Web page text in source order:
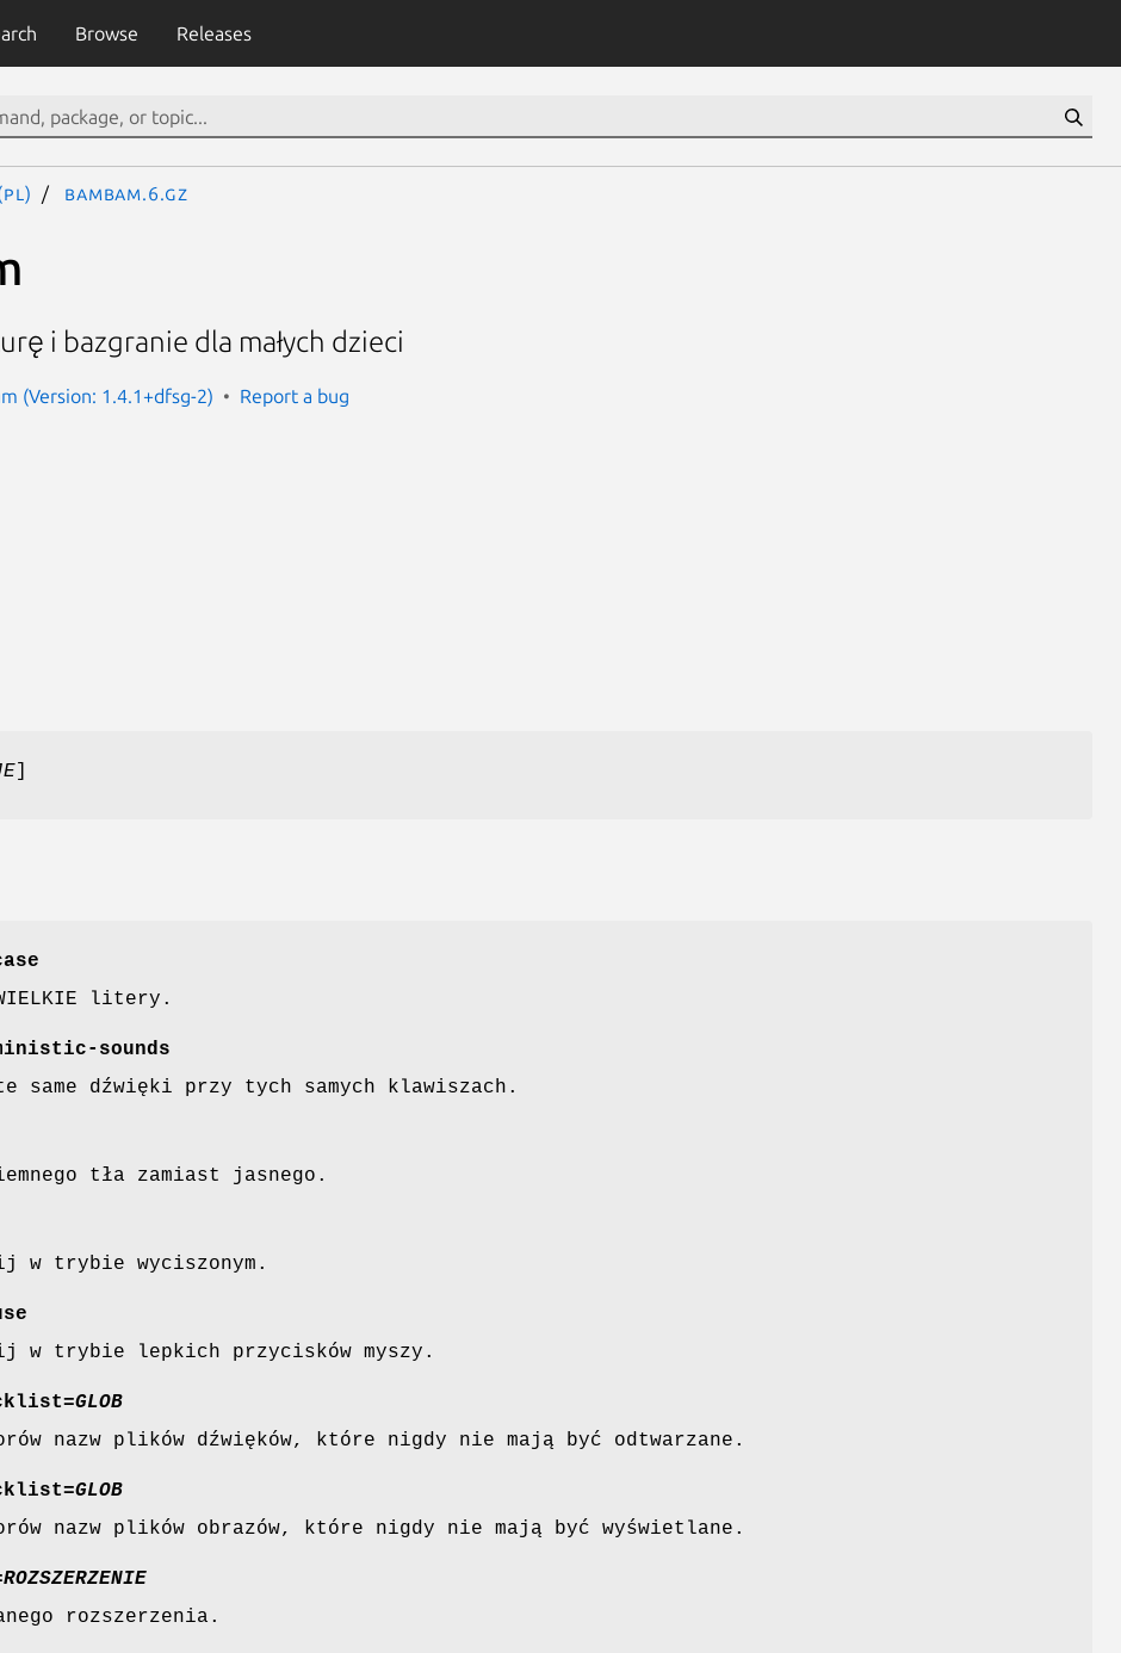
Browse Releases
bambam.6.gz
i bazgranie dla małych dzieci
(Version: 1.4.1+dfsg-2) Report a bug
litery.
sounds
te same dźwięki przy tych samych klawiszach.
tła zamiast jasnego.
w trybie wyciszonym.
w trybie lepkich przycisków myszy.
=GLOB
nazw plików dźwięków, które nigdy nie mają być odtwarzane.
=GLOB
nazw plików obrazów, które nigdy nie mają być wyświetlane.
ROZSZERZENIE
rozszerzenia.